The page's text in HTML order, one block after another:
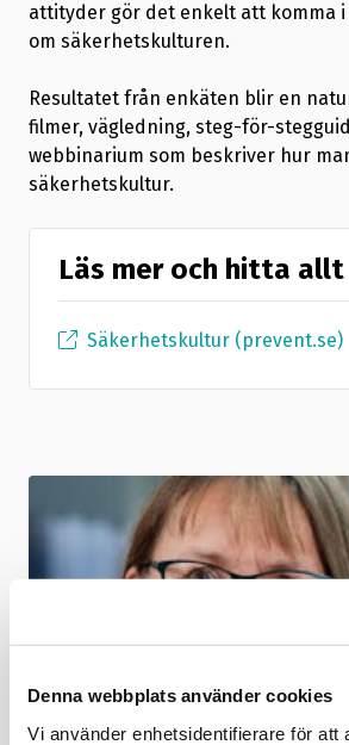
Denna webbplats använder cookies
Vi använder enhetsidentifierare för att
attityder gör det enkelt att komma
om säkerhetskulturen.
Resultatet från enkäten blir en
filmer, vägledning, steg-för-
webbinarium som beskriver hur
säkerhetskultur.
Läs mer och hitta
Säkerhetskultur (prevent.se)